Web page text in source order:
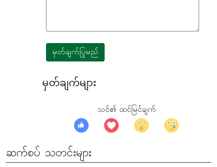
မှတ်ချက်ပြုမည်
မှတ်ချက်များ
သင်၏ ထင်မြင်ချက်
ဆက်စပ် သတင်းများ